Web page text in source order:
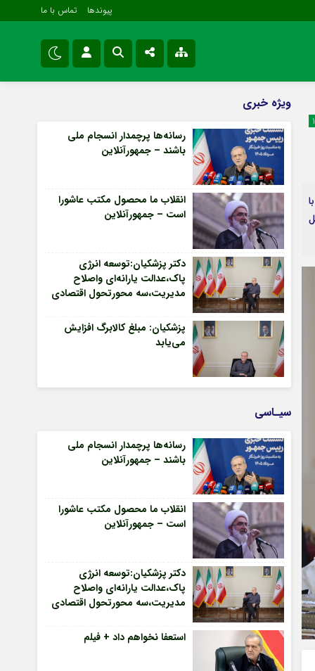
پیوندها تماس با ما
سروش
ایتا
آپارات
اپلیکیشن
رمز عبور
مرا به خاطر بسپار
Forget Password
سیاسی
فرهنگی و هنری
ویژه خبری
رسانه‌ها پرچمدار انسجام ملی
باشند – جمهورآنلاین
انقلاب ما محصول مکتب عاشورا
است – جمهورآنلاین
دکتر پزشکیان:توسعه انرژی
پاک،عدالت یارانه‌ای واصلاح
مدیریت،سه محورتحول اقتصادی
پزشکیان: مبلغ کالابرگ افزایش
می‌یابد
سیـاسی
رسانه‌ها پرچمدار انسجام ملی
باشند – جمهورآنلاین
انقلاب ما محصول مکتب عاشورا
است – جمهورآنلاین
دکتر پزشکیان:توسعه انرژی
پاک،عدالت یارانه‌ای واصلاح
مدیریت،سه محورتحول اقتصادی
استعفا نخواهم داد + فیلم